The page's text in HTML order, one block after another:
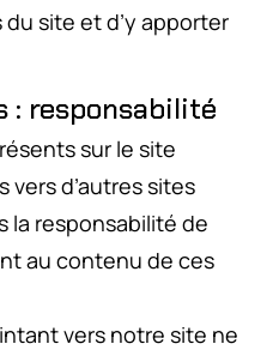
site et d’y apporter
: responsabilité
sur le site
d’autres sites
la responsabilité de
au contenu de ces
vers notre site ne